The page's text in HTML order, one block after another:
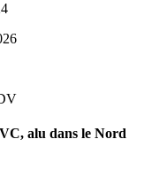
alu dans le Nord